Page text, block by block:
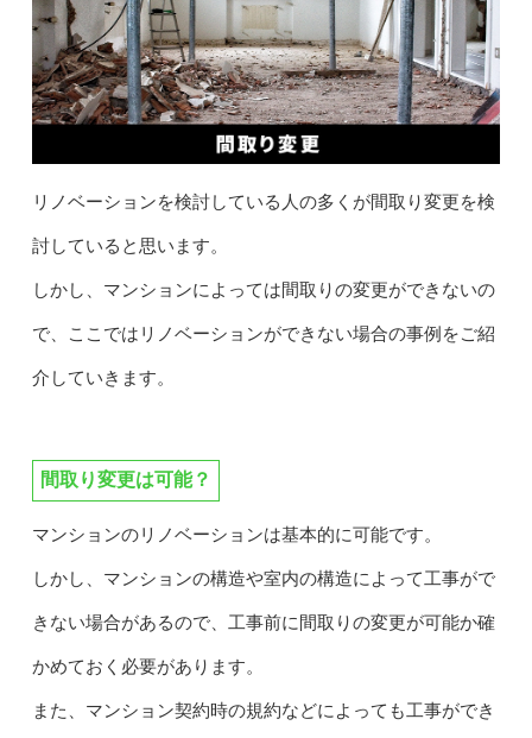
リノベーションを検討している人の多くが間取り変更を検
討していると思います。
しかし、マンションによっては間取りの変更ができないの
で、ここではリノベーションができない場合の事例をご紹
介していきます。
間取り変更は可能？
マンションのリノベーションは基本的に可能です。
しかし、マンションの構造や室内の構造によって工事がで
きない場合があるので、工事前に間取りの変更が可能か確
かめておく必要があります。
また、マンション契約時の規約などによっても工事ができ